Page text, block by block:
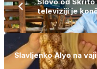
televiziji je
Slavljenko Alyo na